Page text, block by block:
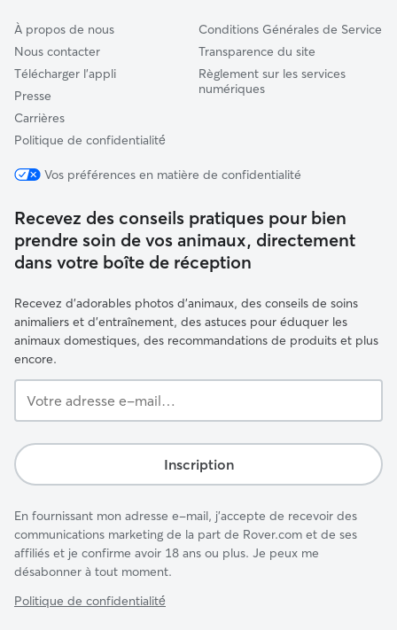
À propos de nous
Nous contacter
Télécharger l'appli
Presse
Carrières
Politique de confidentialité́
Conditions Générales de Service
Transparence du site
Règlement sur les services
numériques
Vos préférences en matière de confidentialité
Recevez des conseils pratiques pour bien
prendre soin de vos animaux, directement
dans votre boîte de réception
Recevez d'adorables photos d'animaux, des conseils de soins
animaliers et d'entraînement, des astuces pour éduquer les
animaux domestiques, des recommandations de produits et plus
encore.
adresse
mail…
Inscription
En fournissant mon adresse e-mail, j'accepte de recevoir des
communications marketing de la part de Rover.com et de ses
affiliés et je confirme avoir 18 ans ou plus. Je peux me
désabonner à tout moment.
Politique de confidentialité́